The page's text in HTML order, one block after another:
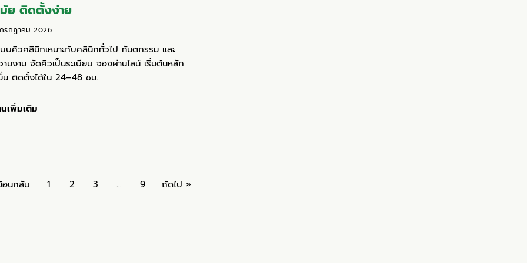
ย ติดตั้งง่าย
รกฎาคม 2026
บบคิวคลินิกเหมาะกับคลินิกทั่วไป ทันตกรรม และ
ามงาม จัดคิวเป็นระเบียบ จองผ่านไลน์ เริ่มต้นหลัก
น ติดตั้งได้ใน 24–48 ชม.
นเพิ่มเติม
นกลับ 1 2 3 … 9 ถัดไป »